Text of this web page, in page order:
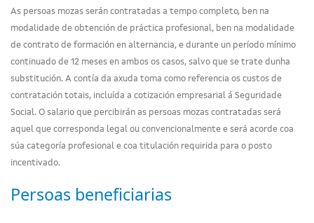
As persoas mozas serán contratadas a tempo completo, ben na
modalidade de obtención de práctica profesional, ben na modalidade
de contrato de formación en alternancia, e durante un período mínimo
continuado de 12 meses en ambos os casos, salvo que se trate dunha
substitución. A contía da axuda toma como referencia os custos de
contratación totais, incluída a cotización empresarial á Seguridade
Social. O salario que percibirán as persoas mozas contratadas será
aquel que corresponda legal ou convencionalmente e será acorde coa
súa categoría profesional e coa titulación requirida para o posto
incentivado.
Persoas beneficiarias